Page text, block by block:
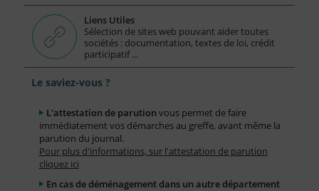
Liens Utiles
Sélection de sites web pouvant aider toutes
sociétés : documentation, textes de loi, crédit
participatif ...
Le saviez-vous ?
L'attestation de parution vous permet de faire
immédiatement vos démarches au greffe, avant même la
parution du journal.
Pour plus d'informations, sur l'attestation de parution
cliquez ici
En cas de déménagement dans un autre département